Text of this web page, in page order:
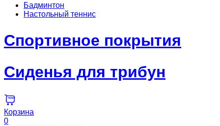
Бадминтон
Настольный теннис
Спортивное покрытия
Сиденья для трибун
Корзина
0